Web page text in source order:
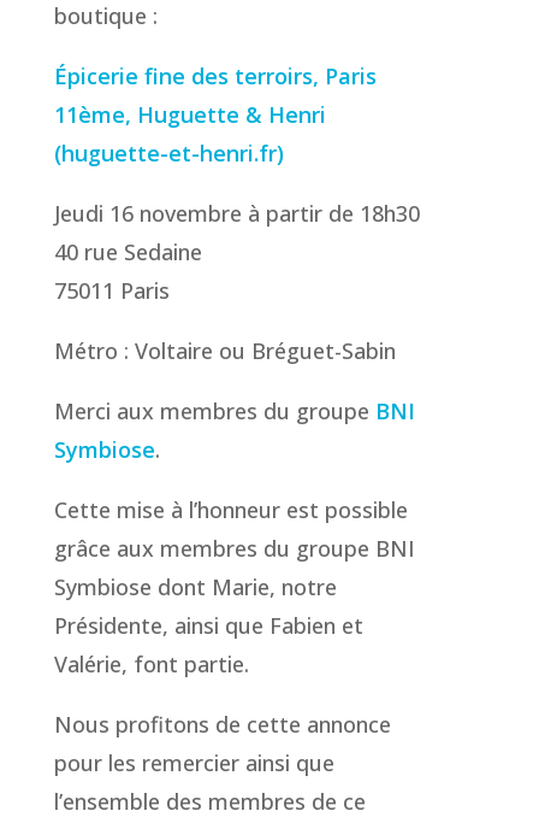
boutique :
Épicerie fine des terroirs, Paris
11ème, Huguette & Henri
(huguette-et-henri.fr)
Jeudi 16 novembre à partir de 18h30
40 rue Sedaine
75011 Paris
Métro : Voltaire ou Bréguet-Sabin
Merci aux membres du groupe BNI
Symbiose.
Cette mise à l’honneur est possible
grâce aux membres du groupe BNI
Symbiose dont Marie, notre
Présidente, ainsi que Fabien et
Valérie, font partie.
Nous profitons de cette annonce
pour les remercier ainsi que
l’ensemble des membres de ce